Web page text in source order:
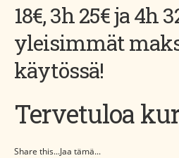
18€, 3h 25€ ja 4h
yleisimmät
käytössä!
Tervetuloa
Share this...Jaa tämä...